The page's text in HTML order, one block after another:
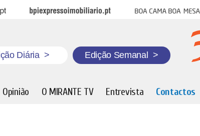
BPI Expresso Imobiliário Boa cama boa mesa
Diária > Edição Semanal >
Opinião O MIRANTE TV Entrevista Contactos